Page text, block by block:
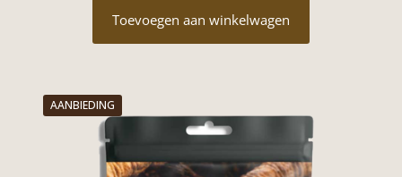
was:
€34,95.
is:
€27,95.
Toevoegen aan winkelwagen
AANBIEDING